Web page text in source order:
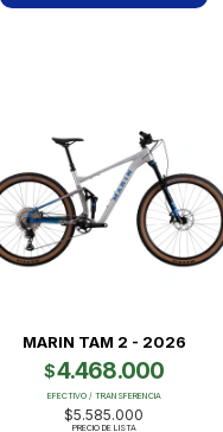
MARIN TAM 2 - 2026
$4.468.000
EFECTIVO / TRANSFERENCIA
$5.585.000
PRECIO DE LISTA